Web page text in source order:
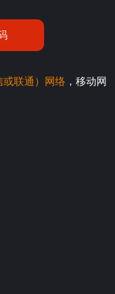
或联通）网络 ，移动网